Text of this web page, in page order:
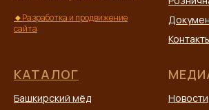
🔸Разработка и продвижение
сайта
КАТАЛОГ
Башкирский мёд
Новости